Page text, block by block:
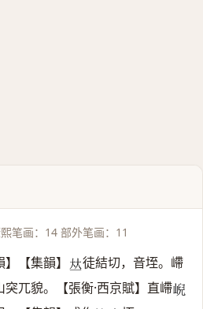
笔画：14 部外笔画：11
】【集韻】 𠀤徒結切，音垤。嵽
突兀貌。【張衡·西京賦】直嵽𡸣